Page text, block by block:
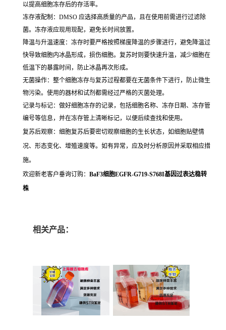
以提高细胞冻存后的存活率。
冻存液配制：DMSO 应选择高质量的产品，且在使用前需进行过滤除
菌。冻存液应现用现配，避免长时间放置。
降温与升温速度：冻存时要严格按照梯度降温的步骤进行，避免降温过
快导致细胞内冰晶形成，损伤细胞。复苏时则要快速升温，减少细胞在
低温下的暴露时间，防止冰晶再次形成。
无菌操作：整个细胞冻存与复苏过程都要在无菌条件下进行，防止微生
物污染。使用的器材和试剂都需经过严格的灭菌处理。
记录与标记：做好细胞冻存的记录，包括细胞名称、冻存日期、冻存管
编号等信息，并在冻存管上清晰标记，以便后续查找和使用。
复苏后观察：细胞复苏后要密切观察细胞的生长状态，如细胞贴壁情
况、形态变化、增殖速度等。如有异常，应及时分析原因并采取相应措
施。
欢迎新老客户垂询订购： BaF3细胞EGFR-G719-S768I基因过表达稳转
株
相关产品：